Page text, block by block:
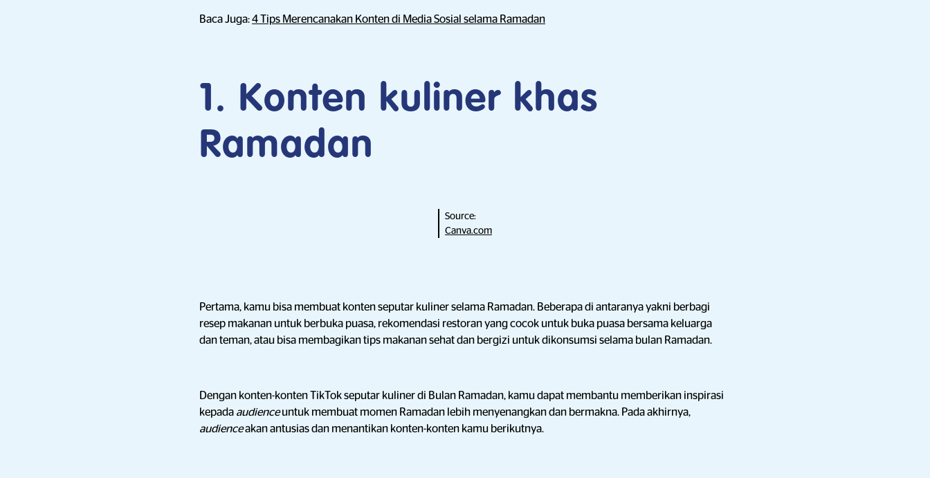
Baca Juga:4 Tips Merencanakan Konten di Media Sosial selama Ramadan
1. Konten kuliner khas
Ramadan
Source:
Canva.com
Pertama, kamu bisa membuat konten seputar kuliner selama Ramadan. Beberapa di antaranya yakni berbagi
resep makanan untuk berbuka puasa, rekomendasi restoran yang cocok untuk buka puasa bersama keluarga
dan teman, atau bisa membagikan tips makanan sehat dan bergizi untuk dikonsumsi selama bulan Ramadan.
Dengan konten-konten TikTok seputar kuliner di Bulan Ramadan, kamu dapat membantu memberikan inspirasi
kepada audienceuntuk membuat momen Ramadan lebih menyenangkan dan bermakna. Pada akhirnya,
audienceakan antusias dan menantikan konten-konten kamu berikutnya.